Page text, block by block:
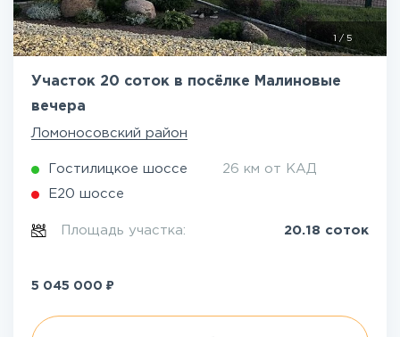
/ 5
Участок 20 соток в посёлке Малиновые
вечера
Ломоносовский район
Гостилицкое шоссе 26 км от КАД
Е20 шоссе
Площадь участка: 20.18 соток
5 045 000 ₽